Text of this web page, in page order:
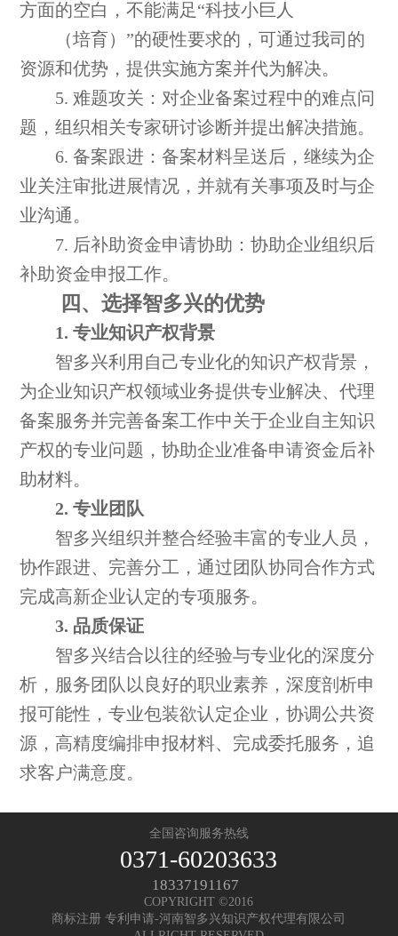
方面的空白，不能满足“科技小巨人
（培育）”的硬性要求的，可通过我司的
资源和优势，提供实施方案并代为解决。
5. 难题攻关：对企业备案过程中的难点问
题，组织相关专家研讨诊断并提出解决措施。
6. 备案跟进：备案材料呈送后，继续为企
业关注审批进展情况，并就有关事项及时与企
业沟通。
7. 后补助资金申请协助：协助企业组织后
补助资金申报工作。
四、选择智多兴的优势
1. 专业知识产权背景
智多兴利用自己专业化的知识产权背景，
为企业知识产权领域业务提供专业解决、代理
备案服务并完善备案工作中关于企业自主知识
产权的专业问题，协助企业准备申请资金后补
助材料。
2. 专业团队
智多兴组织并整合经验丰富的专业人员，
协作跟进、完善分工，通过团队协同合作方式
完成高新企业认定的专项服务。
3. 品质保证
智多兴结合以往的经验与专业化的深度分
析，服务团队以良好的职业素养，深度剖析申
报可能性，专业包装欲认定企业，协调公共资
源，高精度编排申报材料、完成委托服务，追
求客户满意度。
全国咨询服务热线
0371-60203633
18337191167
COPYRIGHT ©2016
商标注册 专利申请-河南智多兴知识产权代理有限公司